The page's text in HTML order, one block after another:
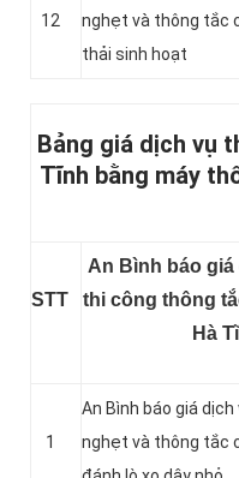
12
nghẹt và thông tắc
thải sinh hoạt
Bảng giá dịch vụ
Tĩnh bằng máy
STT
An Bình báo
thi công thông
Hà
1
An Bình báo giá
nghẹt và thông tắc